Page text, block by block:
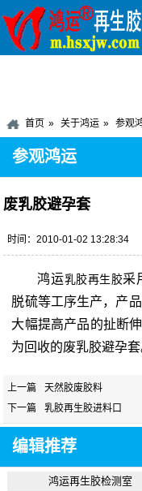
首页 关于鸿运 参观
参观鸿运
废乳胶避孕套
时间：2010-01-02 13:28:34
鸿运乳胶再生胶采
脱硫等工序生产，产
大幅提高产品的扯断
为回收的废乳胶避孕套
上一篇
天然胶废胶料
下一篇
乳胶再生胶进料口
编辑推荐
鸿运再生胶检测室